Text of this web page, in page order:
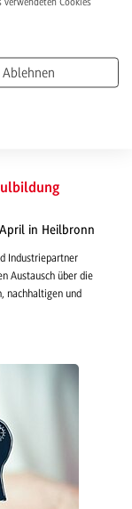
in Heilbronn
Industriepartner
Austausch über die
nachhaltigen und
Ablehnen